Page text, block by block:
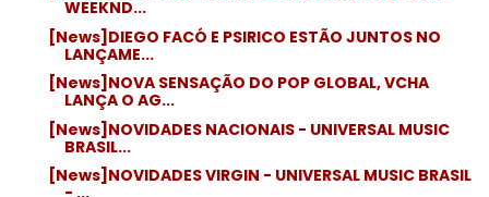
WEEKND...
[News]DIEGO FACÓ E PSIRICO ESTÃO JUNTOS NO
LANÇAME...
[News]NOVA SENSAÇÃO DO POP GLOBAL, VCHA
LANÇA O AG...
[News]NOVIDADES NACIONAIS - UNIVERSAL MUSIC
BRASIL...
[News]NOVIDADES VIRGIN - UNIVERSAL MUSIC BRASIL
- ...